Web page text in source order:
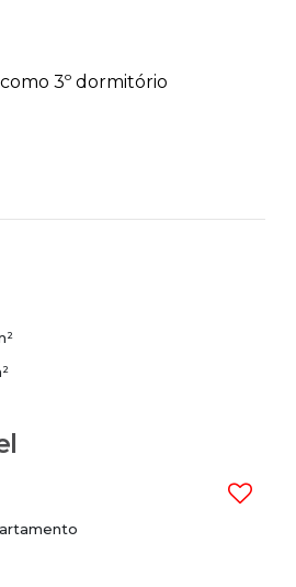
3º dormitório